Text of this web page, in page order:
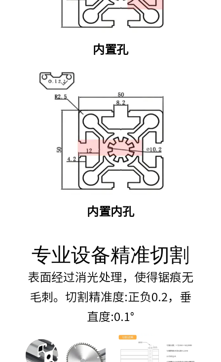
内置孔
内置内孔
专业设备精准切割
表面经过消光处理，使得锯痕无
毛刺。切割精准度:正负0.2，垂
直度:0.1°